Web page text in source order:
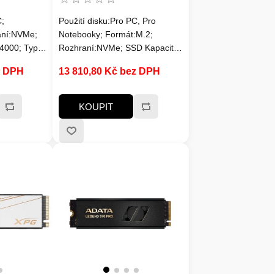
Typ
Typ
Životnost
3600
Použití disku:Pro PC, Pro
Notebooky; Formát:M.2;
Rozhraní:NVMe; SSD Kapacita
NVMe; Rychlost čtení
zápisu MB/s:2500MB/s a víc;
Typ paměti SSD:3D; Životnost
zápisu SSD v TB:Min. 1000
TBW
13 810,80 Kč bez DPH
KOUPIT